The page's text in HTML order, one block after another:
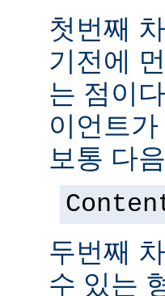
첫번째
기전에
는 점이
이언트
보통 다
두번째
수 있는